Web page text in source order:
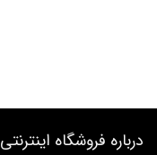
درباره فروشگاه